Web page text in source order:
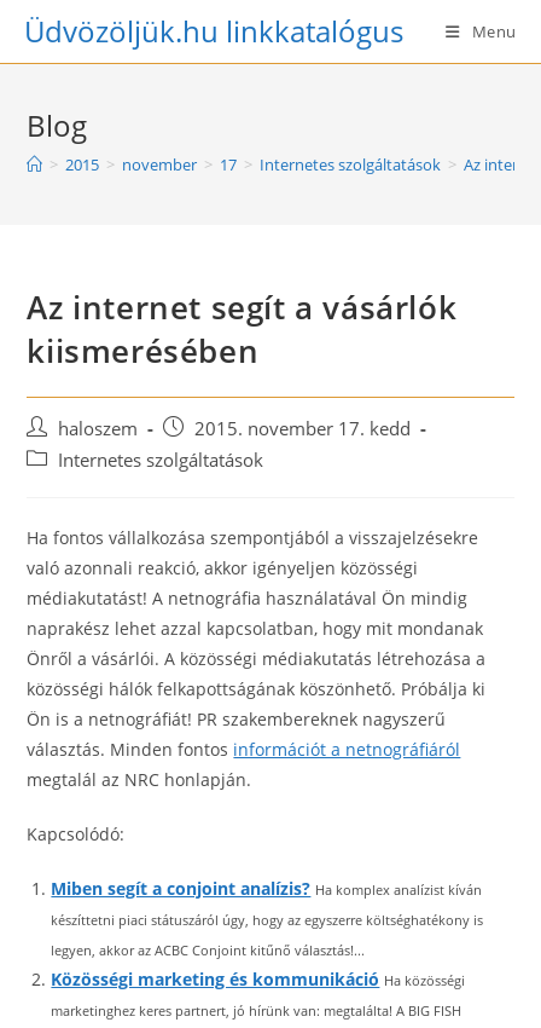
SkipÜdvözöljük.hu linkkatalógus Menu
Blog
> 2015 > november > 17 > Internetes szolgáltatások > Az
Az internet segít a vásárlók
kiismerésében
Post
author:
haloszem
Post
published:
2015. november 17. kedd
PostInternetes szolgáltatások
Ha fontos vállalkozása szempontjából a visszajelzésekre
való azonnali reakció, akkor igényeljen közösségi
médiakutatást! A netnográfia használatával Ön mindig
naprakész lehet azzal kapcsolatban, hogy mit mondanak
Önről a vásárlói. A közösségi médiakutatás létrehozása a
közösségi hálók felkapottságának köszönhető. Próbálja ki
Ön is a netnográfiát! PR szakembereknek nagyszerű
választás. Minden fontos információt a netnográfiáról
megtalál az NRC honlapján.
Kapcsolódó:
Miben segít a conjoint analízis? Ha komplex analízist kíván
készíttetni piaci státuszáról úgy, hogy az egyszerre költséghatékony is
legyen, akkor az ACBC Conjoint kitűnő választás!...
Közösségi marketing és kommunikáció Ha közösségi
marketinghez keres partnert, jó hírünk van: megtalálta! A BIG FISH